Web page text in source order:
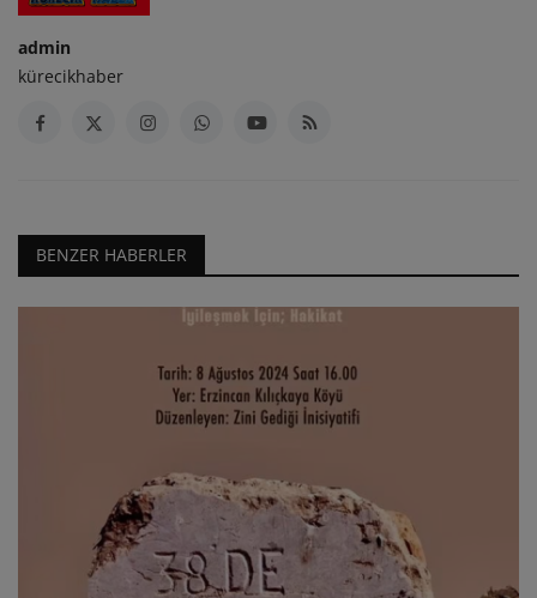
admin
kürecikhaber
BENZER HABERLER